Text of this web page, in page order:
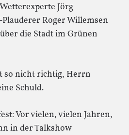
Jörg
Roger Willemsen
die Stadt im Grünen
so nicht richtig, Herrn
Schuld.
Vor vielen, vielen Jahren,
in der Talkshow